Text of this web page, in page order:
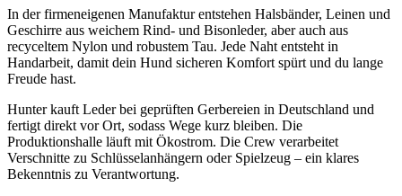
In der firmeneigenen Manufaktur entstehen Halsbänder, Leinen und
Geschirre aus weichem Rind- und Bisonleder, aber auch aus
recyceltem Nylon und robustem Tau. Jede Naht entsteht in
Handarbeit, damit dein Hund sicheren Komfort spürt und du lange
Freude hast.
Hunter kauft Leder bei geprüften Gerbereien in Deutschland und
fertigt direkt vor Ort, sodass Wege kurz bleiben. Die
Produktionshalle läuft mit Ökostrom. Die Crew verarbeitet
Verschnitte zu Schlüsselanhängern oder Spielzeug – ein klares
Bekenntnis zu Verantwortung.